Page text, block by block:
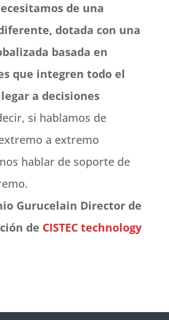
de una
dotada con una
basada en
que integren todo el
a decisiones
si hablamos de
a extremo
hablar de soporte de
Gurucelain Director de
de CISTEC technology